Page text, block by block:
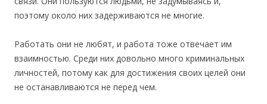
поэтому около них задерживаются не многие.
Работать они не любят, и работа тоже отвечает им
взаимностью. Среди них довольно много криминальных
личностей, потому как для достижения своих целей они
не останавливаются не перед чем.